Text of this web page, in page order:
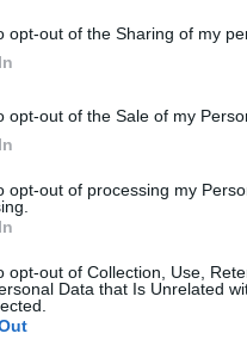
opt-out of the Sharing of my
opt-out of the Sale of my
opt-out of processing my
opt-out of Collection, Use,
Data that Is Unrelated
Μητσοτάκης
με «φόντο» τη «μάχη»
Ο Γιάννης
«κρυφά χαρτιά» των
προεκλογική περίοδο,
ανόδου στη